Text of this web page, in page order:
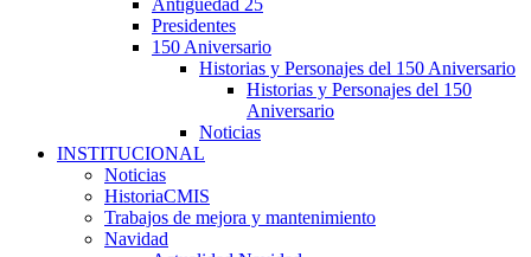
Presidentes
150 Aniversario
Historias y Personajes del 150 Aniversario
Historias y Personajes del 150
Aniversario
Noticias
INSTITUCIONAL
Noticias
HistoriaCMIS
Trabajos de mejora y mantenimiento
Navidad